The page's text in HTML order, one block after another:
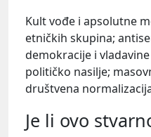
Kult vođe i apsolutne
etničkih skupina;
demokracije i
političko nasilje;
društvena
Je li ovo